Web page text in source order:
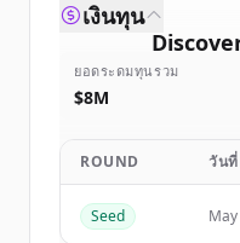
Sign up for free
New accounts
มีบัญ
เงินทุน
ยอดระดมทุนรวม
$8M
ROUND วันที่
Seed